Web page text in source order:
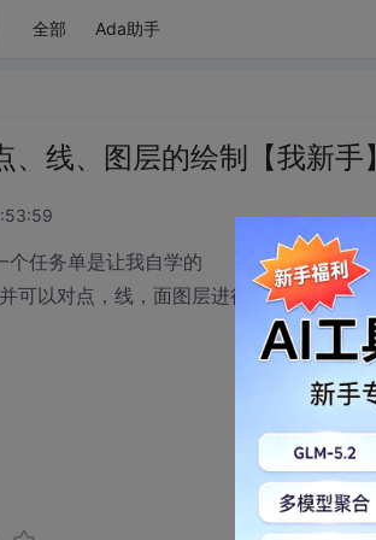
全部 Ada助手
线、图层的绘制【我新手】
个任务单是让我自学的
可以对点，线，面图层进行读写。